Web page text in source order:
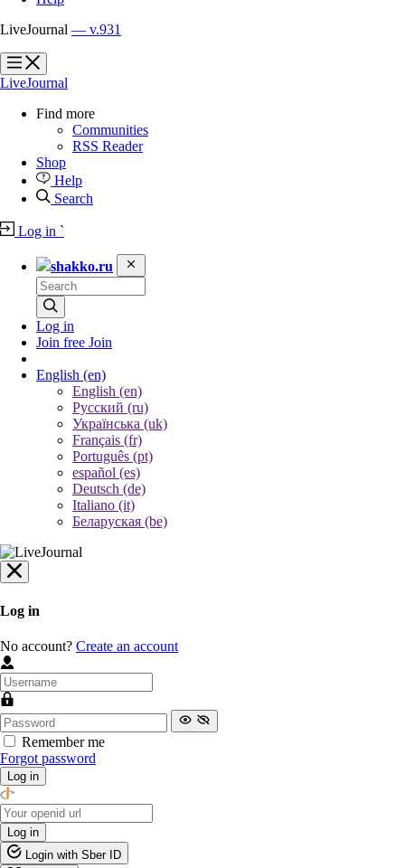
LiveJournal — v.931
?
?
LiveJournal
Find more
Communities
RSS Reader
Shop
Help
Search
Log in `
shakko.ru
Log in
Join free Join
English (en)
English (en)
Русский (ru)
Українська (uk)
Français (fr)
Português (pt)
español (es)
Deutsch (de)
Italiano (it)
Беларуская (be)
Log in
No account? Create an account
Remember me
Forgot password
Log in
Log in
Login with Sber ID